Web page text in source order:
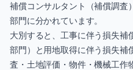
補償コンサルタント（補償調査
部門に分かれています。
大別すると、工事に伴う損失補
部門）と用地取得に伴う損失補
査・土地評価・物件・機械工作